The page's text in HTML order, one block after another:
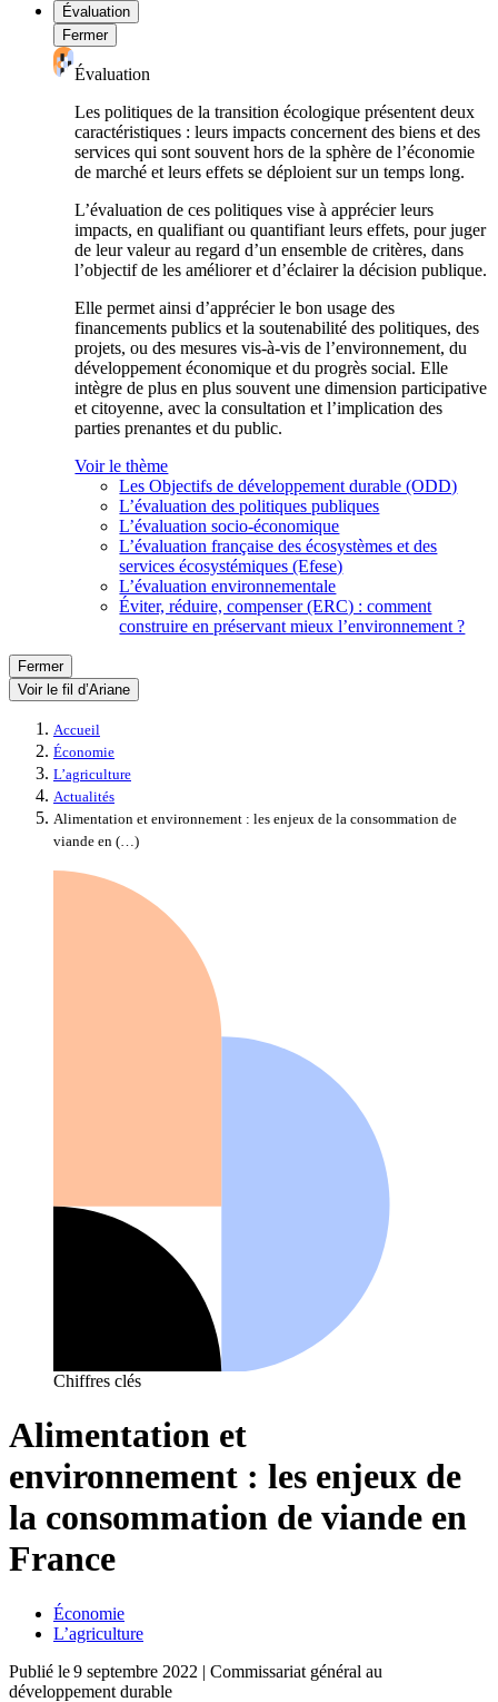
Évaluation
Fermer
Évaluation
Les politiques de la transition écologique présentent deux
caractéristiques : leurs impacts concernent des biens et des
services qui sont souvent hors de la sphère de l’économie
de marché et leurs effets se déploient sur un temps long.
L’évaluation de ces politiques vise à apprécier leurs
impacts, en qualifiant ou quantifiant leurs effets, pour juger
de leur valeur au regard d’un ensemble de critères, dans
l’objectif de les améliorer et d’éclairer la décision publique.
Elle permet ainsi d’apprécier le bon usage des
financements publics et la soutenabilité des politiques, des
projets, ou des mesures vis-à-vis de l’environnement, du
développement économique et du progrès social. Elle
intègre de plus en plus souvent une dimension participative
et citoyenne, avec la consultation et l’implication des
parties prenantes et du public.
Voir le thème
Les Objectifs de développement durable (ODD)
L’évaluation des politiques publiques
L’évaluation socio-économique
L’évaluation française des écosystèmes et des
services écosystémiques (Efese)
L’évaluation environnementale
Éviter, réduire, compenser (ERC) : comment
construire en préservant mieux l’environnement ?
Fermer
Voir le fil d’Ariane
Accueil
Économie
L’agriculture
Actualités
Alimentation et environnement : les enjeux de la consommation de
viande en (…)
Chiffres clés
Alimentation et
environnement : les enjeux de
la consommation de viande en
France
Économie
L’agriculture
Publié le9 septembre 2022 | Commissariat général au
développement durable